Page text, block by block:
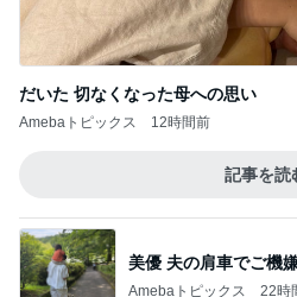
だいた 切なくなった母への思い
Amebaトピックス 12時間前
記事を読
美優 夫の肩車でご機
Amebaトピックス 22時